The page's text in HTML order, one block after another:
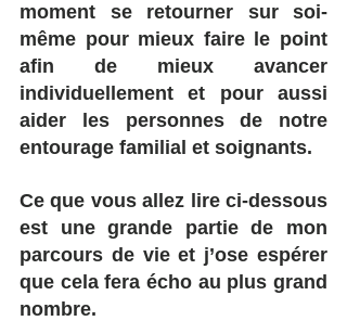
moment se retourner sur soi-
même pour mieux faire le point
afin de mieux avancer
individuellement et pour aussi
aider les personnes de notre
entourage familial et soignants.
Ce que vous allez lire ci-dessous
est une grande partie de mon
parcours de vie et j’ose espérer
que cela fera écho au plus grand
nombre.